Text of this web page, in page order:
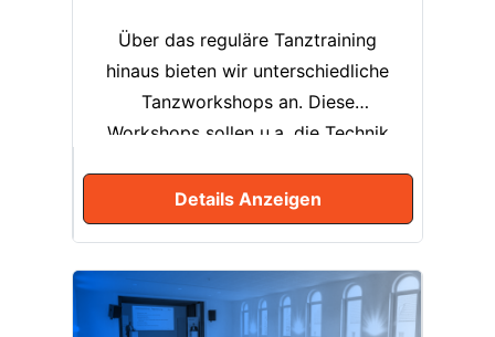
Über das reguläre Tanztraining
hinaus bieten wir unterschiedliche
Tanzworkshops an. Diese
Workshops sollen u.a. die Technik
vertiefen. Themen wie die Führung
mit dem Körper, das Verständis zur
Einsatz der Arme und Hände beim
Tanzen bilden die Grundlage für
Details Anzeigen